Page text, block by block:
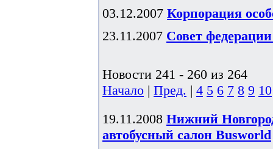
03.12.2007 Корпорация
23.11.2007 Совет
Новости 241 - 260 из 264
Начало | Пред. | 4 5 6 7 8 9 10
19.11.2008 Нижний
автобусный салон Busworld